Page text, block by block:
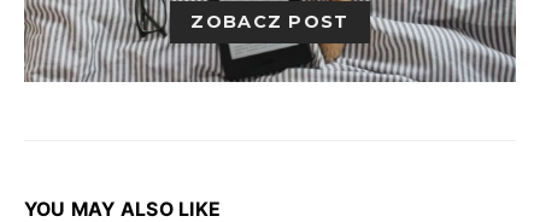
ZOBACZ POST
YOU MAY ALSO LIKE